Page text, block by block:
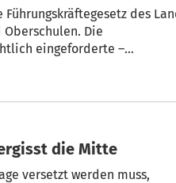
des
eingeforderte –
die Mitte
versetzt werden muss,